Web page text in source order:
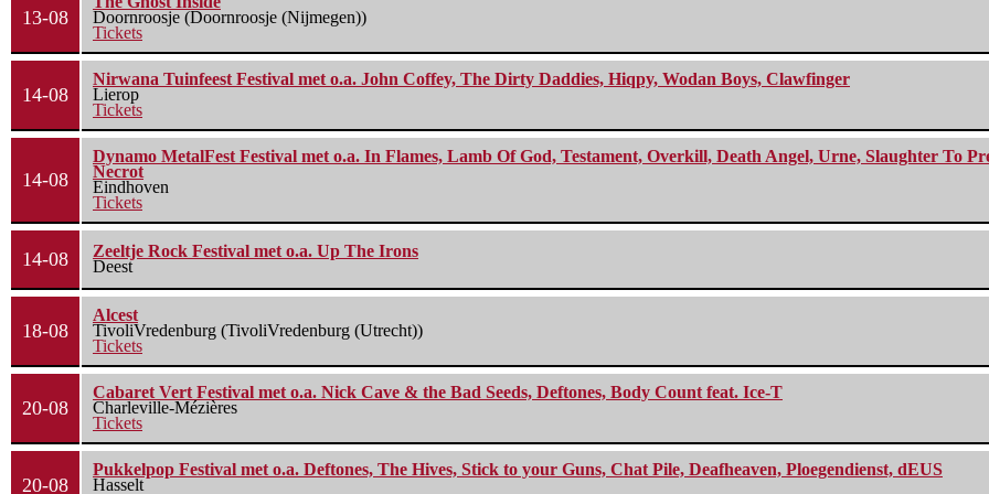
13-08
Doornroosje (Doornroosje (Nijmegen))
Tickets
14-08
Nirwana Tuinfeest Festival met o.a. John Coffey, The Dirty Daddies, Hiqpy, Wodan Boys, Clawfinger
Lierop
Tickets
14-08
Dynamo MetalFest Festival met o.a. In Flames, Lamb Of God, Testament, Overkill, Death Angel, Urne, Slaughter To
Necrot
Eindhoven
Tickets
14-08
Zeeltje Rock Festival met o.a. Up The Irons
Deest
18-08
Alcest
TivoliVredenburg (TivoliVredenburg (Utrecht))
Tickets
20-08
Cabaret Vert Festival met o.a. Nick Cave & the Bad Seeds, Deftones, Body Count feat. Ice-T
Charleville-Mézières
Tickets
20-08
Pukkelpop Festival met o.a. Deftones, The Hives, Stick to your Guns, Chat Pile, Deafheaven, Ploegendienst, dEUS
Hasselt